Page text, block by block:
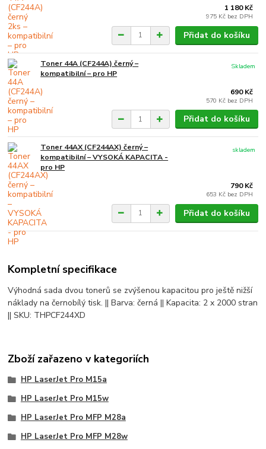
1 180 Kč
975 Kč bez DPH
Přidat do košíku
Toner 44A (CF244A) černý –
kompatibilní – pro HP
690 Kč
570 Kč bez DPH
Skladem
Přidat do košíku
Toner 44AX (CF244AX) černý –
kompatibilní – VYSOKÁ KAPACITA -
pro HP
790 Kč
653 Kč bez DPH
skladem
Přidat do košíku
Kompletní specifikace
Výhodná sada dvou tonerů se zvýšenou kapacitou pro ještě nižší
náklady na černobílý tisk. || Barva: černá || Kapacita: 2 x 2000 stran
|| SKU: THPCF244XD
Zboží zařazeno v kategoriích
HP LaserJet Pro M15a
HP LaserJet Pro M15w
HP LaserJet Pro MFP M28a
HP LaserJet Pro MFP M28w